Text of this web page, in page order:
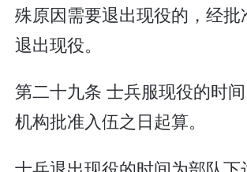
殊原因需要退出现役的，经批
退出现役。
第二十九条 士兵服现役的时
机构批准入伍之日起算。